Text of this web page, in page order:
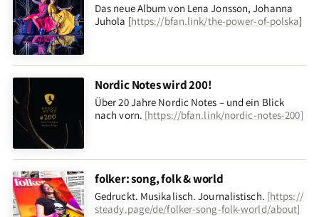
Das neue Album von Lena Jonsson, Johanna
Juhola [https://bfan.link/the-power-of-polska]
Nordic Notes wird 200!
Über 20 Jahre Nordic Notes – und ein Blick
nach vorn. [https://bfan.link/nordic-notes-200]
folker: song, folk & world
Gedruckt. Musikalisch. Journalistisch. [https://
steady.page/de/folker-song-folk-world/about]